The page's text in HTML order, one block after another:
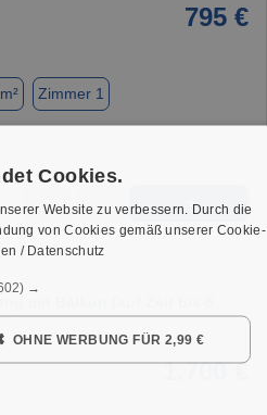
795 €
Zimmer 1
★ ➦ ➜
1.700 €
Cookies.
Website zu verbessern. Durch die
von Cookies gemäß unserer Cookie-
/ Datenschutz
→
OHNE WERBUNG FÜR 2,99 €